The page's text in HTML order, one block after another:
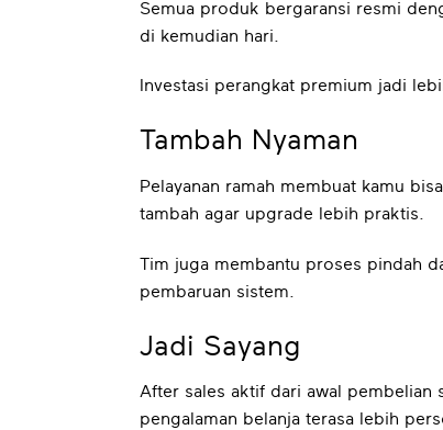
Semua produk bergaransi resmi
di kemudian hari.
Investasi perangkat premium jadi
Tambah Nyaman
Pelayanan ramah membuat kamu
tambah agar upgrade lebih praktis.
Tim juga membantu proses pindah
pembaruan sistem.
Jadi Sayang
After sales aktif dari awal pembelian
pengalaman belanja terasa lebih